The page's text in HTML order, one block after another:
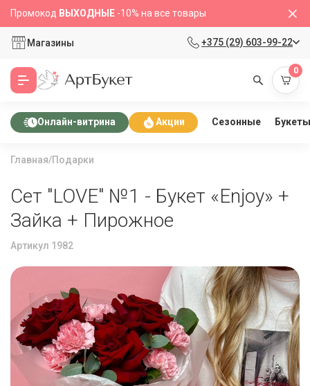
Промокод ВЫХОДНЫЕ -10% на все товары
Магазины +375 (29) 603-99-22
0
Онлайн-витрина Акции Сезонные Букеты
Главная/Подарки
Сет "LOVE" №1 - Букет «Enjoy» +
Зайка + Пирожное
Артикул 1982